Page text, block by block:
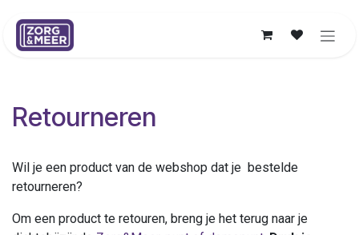
Retourneren
Wil je een product van de webshop dat je bestelde
retourneren?
Om een product te retouren, breng je het terug naar je